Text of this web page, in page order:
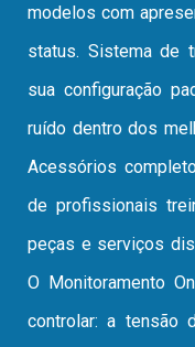
modelos com
status. Sistema de
sua configuração
ruído dentro dos
Acessórios
de profissionais
peças e serviços
O Monitoramento
controlar: a tensão